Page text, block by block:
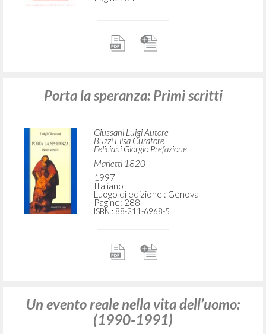
Porta la speranza: Primi scritti
Giussani Luigi Autore
Buzzi Elisa Curatore
Feliciani Giorgio Prefazione
Marietti 1820
1997
Italiano
Luogo di edizione : Genova
Pagine: 288
ISBN : 88-211-6968-5
Un evento reale nella vita dell’uomo:
(1990-1991)